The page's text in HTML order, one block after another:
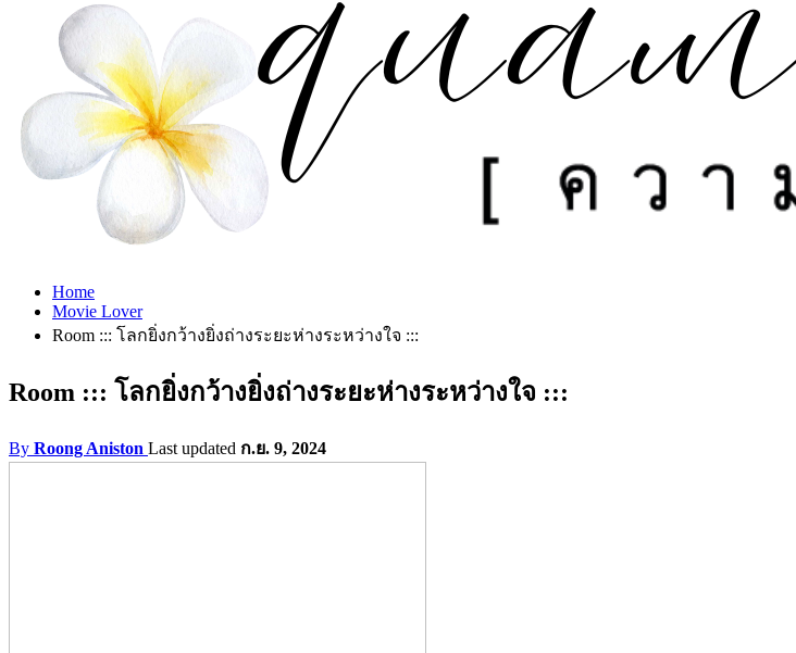
Home
Movie Lover
Room ::: โลกยิ่งกว้างยิ่งถ่างระยะห่างระหว่างใจ :::
Room ::: โลกยิ่งกว้างยิ่งถ่างระยะห่างระหว่างใจ :::
By Roong Aniston Last updated ก.ย. 9, 2024